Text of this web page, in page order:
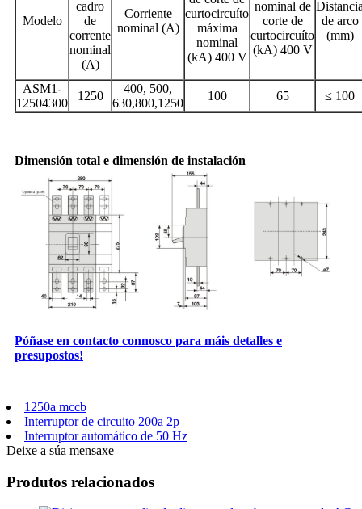
Modelo
cadro
de
corrente
nominal
(A)
Corriente
nominal (A)
curtocircuíto
máxima
nominal
(kA) 400 V
nominal de
corte de
curtocircuíto
(kA) 400 V
de arco
(mm)
ASM1-
12504300
1250
400, 500,
630,800,1250
100 65 ≤ 100
Dimensión total e dimensión de instalación
Póñase en contacto connosco para máis detalles e
presupostos!
1250a mccb
Interruptor de circuito 200a 2p
Interruptor automático de 50 Hz
Deixe a súa mensaxe
Produtos relacionados